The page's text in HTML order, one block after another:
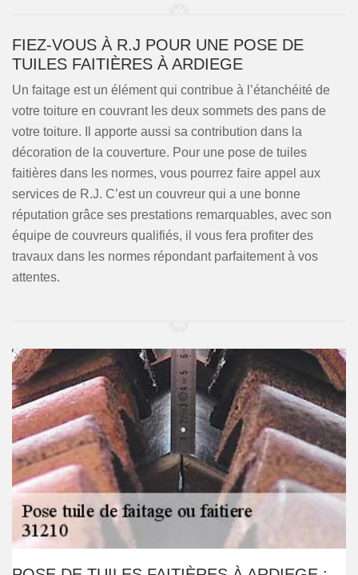
FIEZ-VOUS À R.J POUR UNE POSE DE
TUILES FAITIÈRES À ARDIEGE
Un faitage est un élément qui contribue à l’étanchéité de
votre toiture en couvrant les deux sommets des pans de
votre toiture. Il apporte aussi sa contribution dans la
décoration de la couverture. Pour une pose de tuiles
faitières dans les normes, vous pourrez faire appel aux
services de R.J. C’est un couvreur qui a une bonne
réputation grâce ses prestations remarquables, avec son
équipe de couvreurs qualifiés, il vous fera profiter des
travaux dans les normes répondant parfaitement à vos
attentes.